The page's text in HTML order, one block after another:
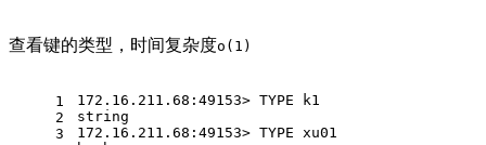
查看键的类型，时间复杂度o(1)
1
2
3
172.16.211.68:49153> TYPE k1
string
172.16.211.68:49153> TYPE xu01